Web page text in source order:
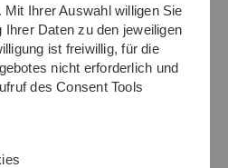
II / Advanced
Ihrer Auswahl willigen Sie
Ihrer Daten zu den jeweiligen
ist freiwillig, für die
nicht erforderlich und
des Consent Tools